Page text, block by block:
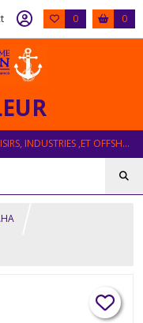
0 0
EQUIPEMENT BATEAU , PÊCHE , PLAISANCE ,LOISIRS, INDUSTRIES ,ET OFFSHORE